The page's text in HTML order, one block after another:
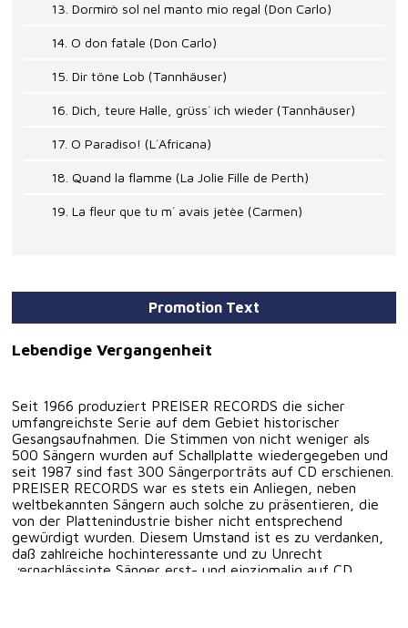
13. Dormirò sol nel manto mio regal (Don Carlo)
14. O don fatale (Don Carlo)
15. Dir töne Lob (Tannhäuser)
16. Dich, teure Halle, grüss´ ich wieder (Tannhäuser)
17. O Paradiso! (L´Africana)
18. Quand la flamme (La Jolie Fille de Perth)
19. La fleur que tu m´ avais jetèe (Carmen)
Promotion Text
Lebendige Vergangenheit
Seit 1966 produziert PREISER RECORDS die sicher
umfangreichste Serie auf dem Gebiet historischer
Gesangsaufnahmen. Die Stimmen von nicht weniger als
500 Sängern wurden auf Schallplatte wiedergegeben und
seit 1987 sind fast 300 Sängerporträts auf CD erschienen.
PREISER RECORDS war es stets ein Anliegen, neben
weltbekannten Sängern auch solche zu präsentieren, die
von der Plattenindustrie bisher nicht entsprechend
gewürdigt wurden. Diesem Umstand ist es zu verdanken,
daß zahlreiche hochinteressante und zu Unrecht
vernachlässigte Sänger erst- und einzigmalig auf CD